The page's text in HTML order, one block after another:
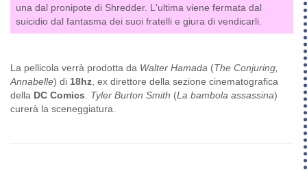
una dal pronipote di Shredder. L'ultima viene fermata dal
suicidio dal fantasma dei suoi fratelli e giura di vendicarli.
La pellicola verrà prodotta da Walter Hamada (The Conjuring,
Annabelle) di 18hz , ex direttore della sezione cinematografica
della DC Comics Tyler Burton Smith (La bambola assassina)
curerà la sceneggiatura.